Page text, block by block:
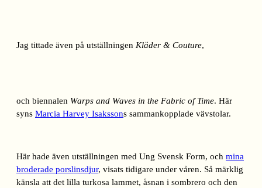
Jag tittade även på utställningen Kläder & Couture,
och biennalen Warps and Waves in the Fabric of Time. Här
syns Marcia Harvey Isakssons sammankopplade vävstolar.
Här hade även utställningen med Ung Svensk Form, och mina
broderade porslinsdjur, visats tidigare under våren. Så märklig
känsla att det lilla turkosa lammet, åsnan i sombrero och den